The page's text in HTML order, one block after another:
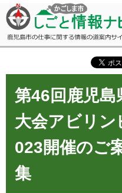
かごしま市しごと情報ナビ 鹿児
の仕事に関する情報の道案内サ
です
第46回鹿児島
大会アビリ
023開催のご
集